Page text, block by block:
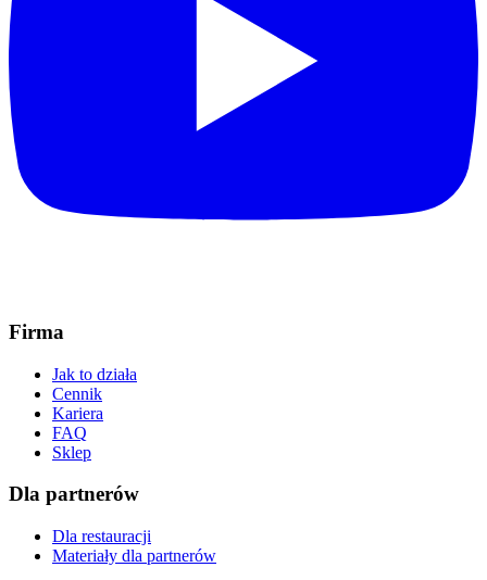
Firma
Jak to działa
Cennik
Kariera
FAQ
Sklep
Dla partnerów
Dla restauracji
Materiały dla partnerów